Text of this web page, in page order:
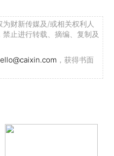
财新传媒及/或相关权利人
止进行转载、摘编、复制及
，获得书面